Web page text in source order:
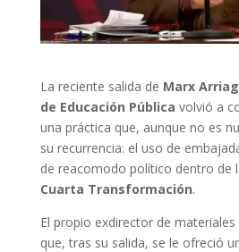
La reciente salida de Marx
de Educación Pública volvió a
una práctica que, aunque no es
su recurrencia: el uso de
de reacomodo político dentro de
Cuarta Transformación.
El propio exdirector de
que, tras su salida, se le ofreció